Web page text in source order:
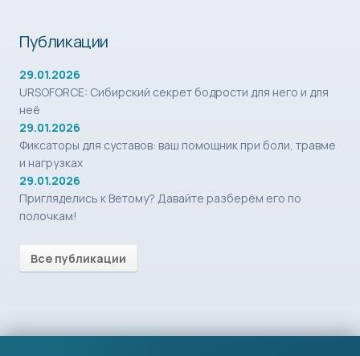
Публикации
29.01.2026
URSOFORCE: Сибирский секрет бодрости для него и для
неё
29.01.2026
Фиксаторы для суставов: ваш помощник при боли, травме
и нагрузках
29.01.2026
Пригляделись к Ветому? Давайте разберём его по
полочкам!
Все публикации